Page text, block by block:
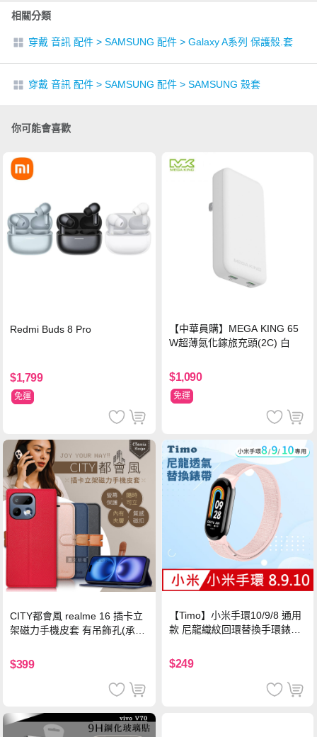
相關分類
穿戴 音訊 配件 > SAMSUNG 配件 > Galaxy A系列 保護殼.套
穿戴 音訊 配件 > SAMSUNG 配件 > SAMSUNG 殼套
你可能會喜歡
Redmi Buds 8 Pro
$1,799
免運
【中華員購】MEGA KING 65
W超薄氮化鎵旅充頭(2C) 白
$1,090
免運
CITY都會風 realme 16 插卡立
架磁力手機皮套 有吊飾孔(承諾
$399
【Timo】小米手環10/9/8 通用
款 尼龍織紋回環替換手環錶帶-
$249